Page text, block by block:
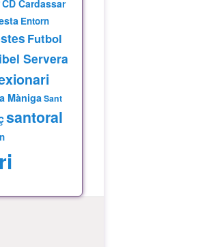
CD Cardassar
Entorn
Futbol
Servera
MànigaSant
santoral